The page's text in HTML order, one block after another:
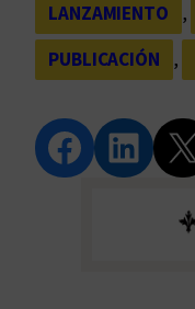
LANZAMIENTO
,
PUBLICACIÓN
,
Compartir en Facebook Compartir en LinkedIn Compartir en Twitter